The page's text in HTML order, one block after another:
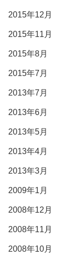
2015年12月
2015年11月
2015年8月
2015年7月
2013年7月
2013年6月
2013年5月
2013年4月
2013年3月
2009年1月
2008年12月
2008年11月
2008年10月